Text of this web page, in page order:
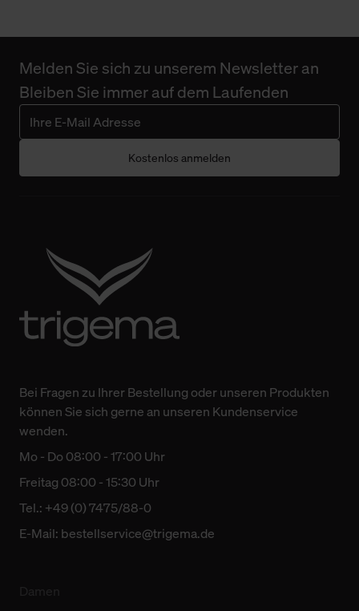
Melden Sie sich zu unserem Newsletter an
Bleiben Sie immer auf dem Laufenden
Kostenlos anmelden
Bei Fragen zu Ihrer Bestellung oder unseren Produkten
können Sie sich gerne an unseren Kundenservice
wenden.
Mo - Do 08:00 - 17:00 Uhr
Freitag 08:00 - 15:30 Uhr
Tel.: +49 (0) 7475/88-0
E-Mail: bestellservice@trigema.de